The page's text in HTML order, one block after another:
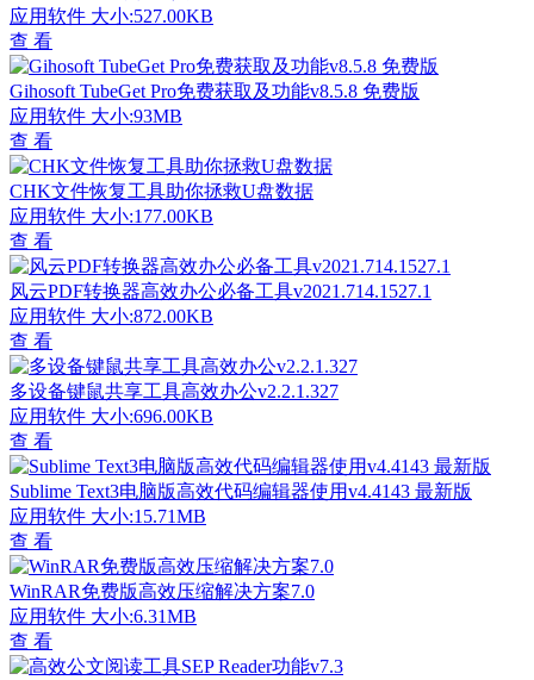
应用软件 大小:527.00KB
查 看
Gihosoft TubeGet Pro免费获取及功能v8.5.8 免费版
应用软件 大小:93MB
查 看
CHK文件恢复工具助你拯救U盘数据
应用软件 大小:177.00KB
查 看
风云PDF转换器高效办公必备工具v2021.714.1527.1
应用软件 大小:872.00KB
查 看
多设备键鼠共享工具高效办公v2.2.1.327
应用软件 大小:696.00KB
查 看
Sublime Text3电脑版高效代码编辑器使用v4.4143 最新版
应用软件 大小:15.71MB
查 看
WinRAR免费版高效压缩解决方案7.0
应用软件 大小:6.31MB
查 看